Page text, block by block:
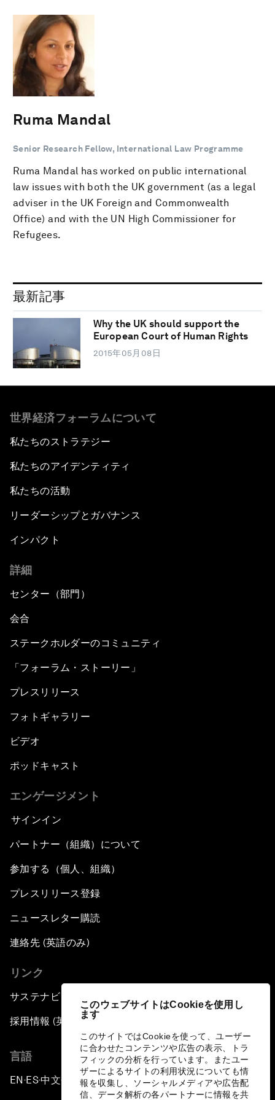
このウェブサイトはCookieを使用し
ます
このサイトではCookieを使って、ユーザー
に合わせたコンテンツや広告の表示、トラ
フィックの分析を行っています。またユー
ザーによるサイトの利用状況についても情
報を収集し、ソーシャルメディアや広告配
信、データ解析の各パートナーに情報を共
Ruma Mandal
Senior Research Fellow, International Law Programme
Ruma Mandal has worked on public international
law issues with both the UK government (as a legal
adviser in the UK Foreign and Commonwealth
Office) and with the UN High Commissioner for
Refugees.
最新記事
Why the UK should support the
European Court of Human Rights
2015年05月08日
世界経済フォーラムについて
私たちのストラテジー
私たちのアイデンティティ
私たちの活動
リーダーシップとガバナンス
インパクト
詳細
センター（部門）
会合
ステークホルダーのコミュニティ
「フォーラム・ストーリー」
プレスリリース
フォトギャラリー
ビデオ
ポッドキャスト
エンゲージメント
サインイン
パートナー（組織）について
参加する（個人、組織）
プレスリリース登録
ニュースレター購読
連絡先 (英語のみ)
リンク
サステナビリティへの取り組み
採用情報 (英語のみ)
言語
EN ▪ES▪中文▪ 日本語